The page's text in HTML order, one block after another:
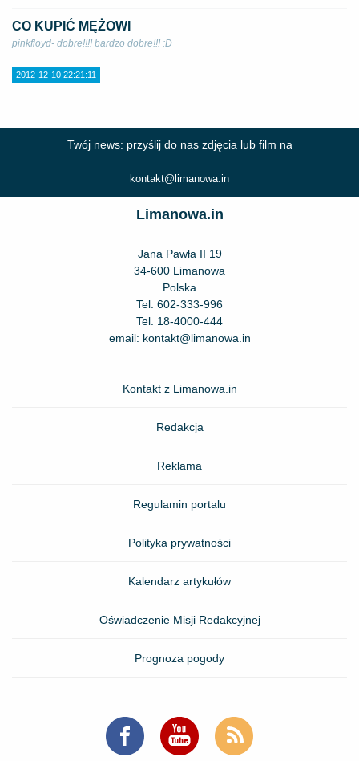
CO KUPIĆ MĘŻOWI
pinkfloyd- dobre!!!! bardzo dobre!!! :D
2012-12-10 22:21:11
Twój news: przyślij do nas zdjęcia lub film na
kontakt@limanowa.in
Limanowa.in
Jana Pawła II 19
34-600 Limanowa
Polska
Tel. 602-333-996
Tel. 18-4000-444
email: kontakt@limanowa.in
Kontakt z Limanowa.in
Redakcja
Reklama
Regulamin portalu
Polityka prywatności
Kalendarz artykułów
Oświadczenie Misji Redakcyjnej
Prognoza pogody